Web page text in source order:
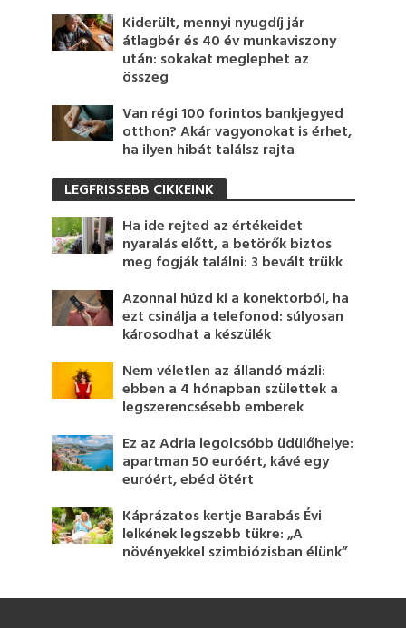
Kiderült, mennyi nyugdíj jár
átlagbér és 40 év munkaviszony
után: sokakat meglephet az
összeg
Van régi 100 forintos bankjegyed
otthon? Akár vagyonokat is érhet,
ha ilyen hibát találsz rajta
LEGFRISSEBB CIKKEINK
Ha ide rejted az értékeidet
nyaralás előtt, a betörők biztos
meg fogják találni: 3 bevált trükk
Azonnal húzd ki a konektorból, ha
ezt csinálja a telefonod: súlyosan
károsodhat a készülék
Nem véletlen az állandó mázli:
ebben a 4 hónapban születtek a
legszerencsésebb emberek
Ez az Adria legolcsóbb üdülőhelye:
apartman 50 euróért, kávé egy
euróért, ebéd ötért
Káprázatos kertje Barabás Évi
lelkének legszebb tükre: „A
növényekkel szimbiózisban élünk”